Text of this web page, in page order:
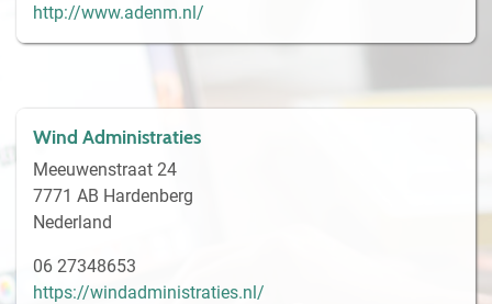
http://www.adenm.nl/
Wind Administraties
Meeuwenstraat 24
7771 AB Hardenberg
Nederland
06 27348653
https://windadministraties.nl/